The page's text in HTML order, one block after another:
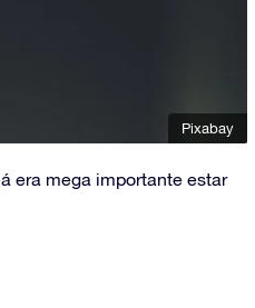
Pixabay
era mega importante estar